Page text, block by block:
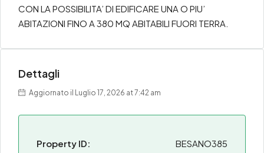
CON LA POSSIBILITA’ DI EDIFICARE UNA O PIU’
ABITAZIONI FINO A 380 MQ ABITABILI FUORI TERRA.
Dettagli
Aggiornato il Luglio 17, 2026 at 7:42 am
Property ID:
BESANO385